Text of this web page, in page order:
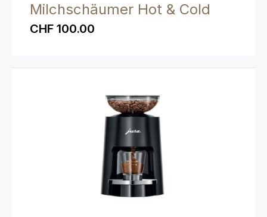
Milchschäumer Hot & Cold
CHF 100.00